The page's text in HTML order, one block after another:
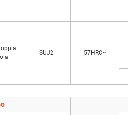
SUJ2 57HRC~